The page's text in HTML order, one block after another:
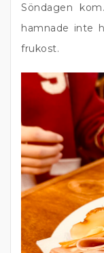
Söndagen
hamnade inte
frukost.